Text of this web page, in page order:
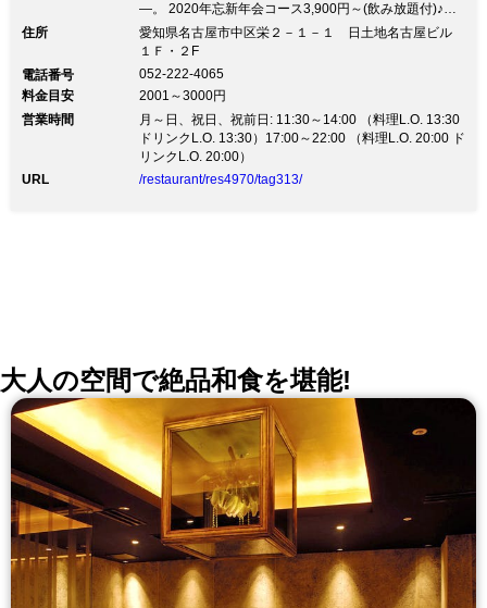
―。 2020年忘新年会コース3,900円～(飲み放題付)♪も
っちり香ばしい！本場ナポリの薪窯ピッツァ 世界的祭
典「PIZZA FEST」で最優秀賞を受賞。 世界が認めた味
勢揃いの2020年忘新年会プランは3,900円〜 前菜、ピ
ッツァ、パスタにジェラートまで♪ スパークリング＆生
ビールも飲み放題！ 忘年会・新年会や女子会、記念日
や接待など大切なシーンにも◎ イタリア語の飛び交う
オシャレな店内でごゆっくりとお愉しみください。
住所
愛知県名古屋市中区栄２－１－１ 日土地名古屋ビル
１Ｆ・２F
電話番号
052-222-4065
料金目安
2001～3000円
営業時間
月～日、祝日、祝前日: 11:30～14:00 （料理L.O. 13:30
ドリンクL.O. 13:30）17:00～22:00 （料理L.O. 20:00 ド
リンクL.O. 20:00）
URL
/restaurant/res4970/tag313/
大人の空間で絶品和食を堪能!